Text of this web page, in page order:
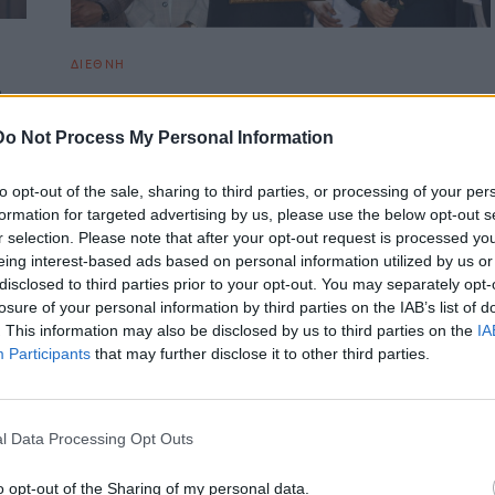
Not Process My Personal Information
opt-out of the sale, sharing to third parties, or processing of your
for targeted advertising by us, please use the below opt-out
selection. Please note that after your opt-out request is processed
interest-based ads based on personal information utilized by us
to third parties prior to your opt-out. You may separately
of your personal information by third parties on the IAB’s list of
This information may also be disclosed by us to third parties on the
Participants that may further disclose it to other third parties.
Data Processing Opt Outs
opt-out of the Sharing of my personal data.
ΔΙΕΘΝΗ
Νεπάλ: Ορκίστηκε πρωθυπουργός ο
35χρονος ράπερ Μπαλέντρα Σαχ
πολιτική, ορκίστηκε πρωθυπουργός του Νεπάλ σε ηλικία 35
ετών, αναλαμβάνοντας…
Newsroom 27 Μαρτίου, 2026